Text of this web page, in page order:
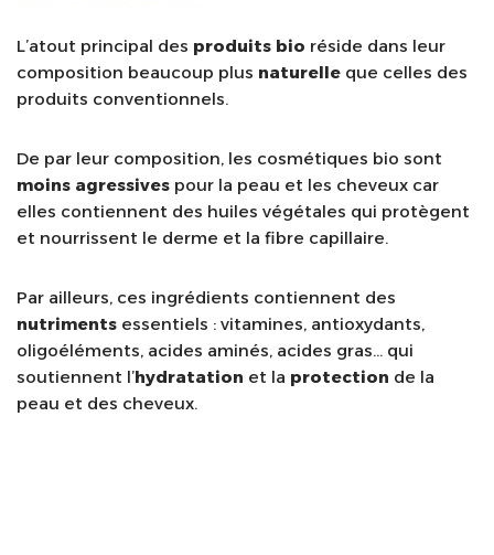
L’atout principal des produits bio réside dans leur
composition beaucoup plus naturelle que celles des
produits conventionnels.
De par leur composition, les cosmétiques bio sont
moins agressives pour la peau et les cheveux car
elles contiennent des huiles végétales qui protègent
et nourrissent le derme et la fibre capillaire.
Par ailleurs, ces ingrédients contiennent des
nutriments essentiels : vitamines, antioxydants,
oligoéléments, acides aminés, acides gras… qui
soutiennent l’hydratation et la protection de la
peau et des cheveux.